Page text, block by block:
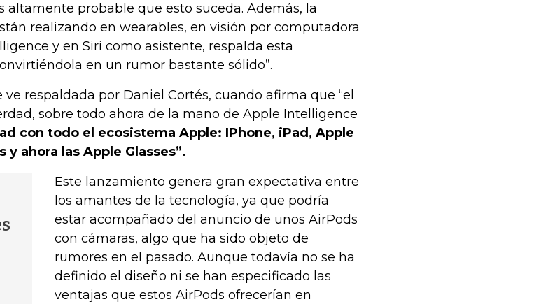
altamente probable que esto suceda. Además, la
realizando en wearables, en visión por computadora
y en Siri como asistente, respalda esta
en un rumor bastante sólido”.
ve respaldada por Daniel Cortés, cuando afirma que “el
sobre todo ahora de la mano de Apple Intelligence
con todo el ecosistema Apple: IPhone, iPad, Apple
y ahora las Apple Glasses”.
Este lanzamiento genera gran expectativa entre
los amantes de la tecnología, ya que podría
estar acompañado del anuncio de unos AirPods
con cámaras, algo que ha sido objeto de
rumores en el pasado. Aunque todavía no se ha
definido el diseño ni se han especificado las
ventajas que estos AirPods ofrecerían en